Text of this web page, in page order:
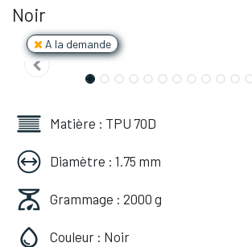
Noir
A la demande
Matière : TPU 70D
Diamètre : 1.75 mm
Grammage : 2000 g
Couleur : Noir